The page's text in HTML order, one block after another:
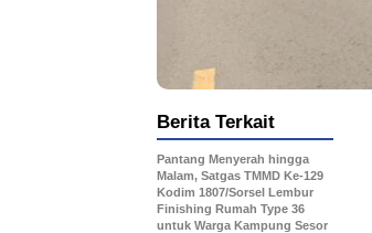
Berita Terkait
Pantang Menyerah hingga
Malam, Satgas TMMD Ke-129
Kodim 1807/Sorsel Lembur
Finishing Rumah Type 36
untuk Warga Kampung Sesor